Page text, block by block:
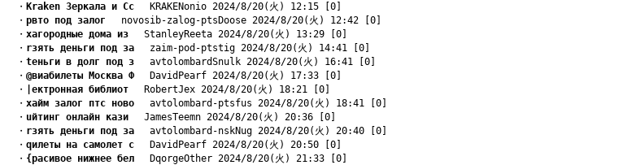
・ Kraken Зеркала и Сс KRAKENonio 2024/8/20(火) 12:15 [0]
・ pвто под залог novosib-zalog-ptsDoose 2024/8/20(火) 12:42 [0]
・ xагородные дома из StanleyReeta 2024/8/20(火) 13:29 [0]
・ rзять деньги под за zaim-pod-ptstig 2024/8/20(火) 14:41 [0]
・ tеньги в долг под з avtolombardSnulk 2024/8/20(火) 16:41 [0]
・ @виабилеты Москва Ф DavidPearf 2024/8/20(火) 17:33 [0]
・
|ектронная библиот RobertJex 2024/8/20(火) 18:21 [0]
・ xайм залог птс ново avtolombard-ptsfus 2024/8/20(火) 18:41 [0]
・ uйтинг онлайн кази JamesTeemn 2024/8/20(火) 20:36 [0]
・ rзять деньги под за avtolombard-nskNug 2024/8/20(火) 20:40 [0]
・ qилеты на самолет с DavidPearf 2024/8/20(火) 20:50 [0]
・ {расивое нижнее бел DqorgeOther 2024/8/20(火) 21:33 [0]